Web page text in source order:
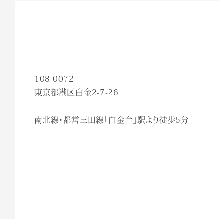
108-0072
東京都港区白金2-7-26
南北線・都営三田線「白金台」駅より徒歩5分